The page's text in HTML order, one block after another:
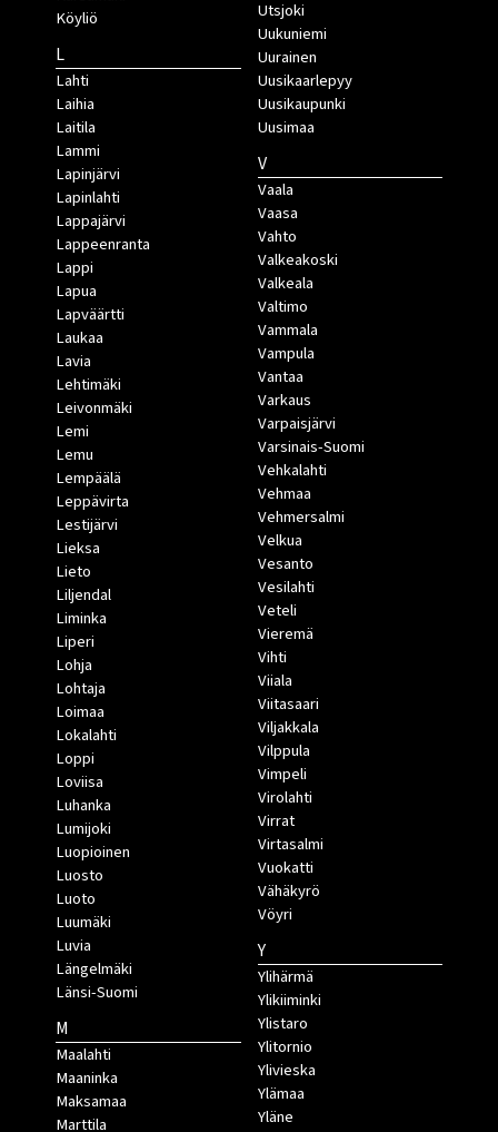
Köyliö
L
Lahti
Laihia
Laitila
Lammi
Lapinjärvi
Lapinlahti
Lappajärvi
Lappeenranta
Lappi
Lapua
Lapväärtti
Laukaa
Lavia
Lehtimäki
Leivonmäki
Lemi
Lemu
Lempäälä
Leppävirta
Lestijärvi
Lieksa
Lieto
Liljendal
Liminka
Liperi
Lohja
Lohtaja
Loimaa
Lokalahti
Loppi
Loviisa
Luhanka
Lumijoki
Luopioinen
Luosto
Luoto
Luumäki
Luvia
Längelmäki
Länsi-Suomi
M
Maalahti
Maaninka
Maksamaa
Marttila
Utsjoki
Uukuniemi
Uurainen
Uusikaarlepyy
Uusikaupunki
Uusimaa
V
Vaala
Vaasa
Vahto
Valkeakoski
Valkeala
Valtimo
Vammala
Vampula
Vantaa
Varkaus
Varpaisjärvi
Varsinais-Suomi
Vehkalahti
Vehmaa
Vehmersalmi
Velkua
Vesanto
Vesilahti
Veteli
Vieremä
Vihti
Viiala
Viitasaari
Viljakkala
Vilppula
Vimpeli
Virolahti
Virrat
Virtasalmi
Vuokatti
Vähäkyrö
Vöyri
Y
Ylihärmä
Ylikiiminki
Ylistaro
Ylitornio
Ylivieska
Ylämaa
Yläne